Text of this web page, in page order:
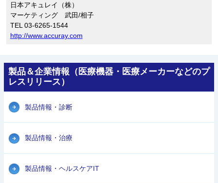
日本アキュレイ（株）
マーケティング 武田/相子
TEL 03-6265-1544
http://www.accuray.com
製品＆企業情報（医療機器・医療メーカーなどのプ
レスリリース）
製品情報・診断
製品情報・治療
製品情報・ヘルスケアIT